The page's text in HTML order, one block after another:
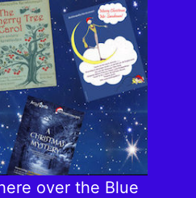
over the Blue